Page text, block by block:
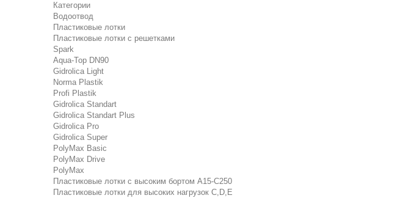
Категории
Водоотвод
Пластиковые лотки
Пластиковые лотки с решетками
Spark
Aqua-Top DN90
Gidrolica Light
Norma Plastik
Profi Plastik
Gidrolica Standart
Gidrolica Standart Plus
Gidrolica Pro
Gidrolica Super
PolyMax Basic
PolyMax Drive
PolyMax
Пластиковые лотки с высоким бортом А15-C250
Пластиковые лотки для высоких нагрузок C,D,E